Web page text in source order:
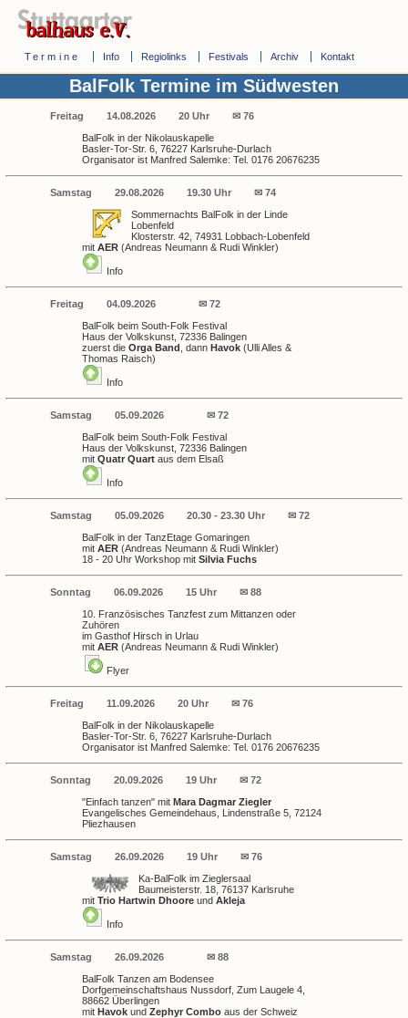
Termine Info Regiolinks Festivals Archiv Kontakt
BalFolk Termine im Südwesten
Freitag 14.08.2026 20 Uhr
✉ 76
BalFolk in der Nikolauskapelle
Basler-Tor-Str. 6, 76227 Karlsruhe-Durlach
Organisator ist Manfred Salemke: Tel. 0176 20676235
Samstag 29.08.2026 19.30 Uhr
✉ 74
Sommernachts BalFolk in der Linde
Lobenfeld
Klosterstr. 42, 74931 Lobbach-Lobenfeld
mit AER(Andreas Neumann & Rudi Winkler)
Info
Freitag 04.09.2026
✉ 72
BalFolk beim South-Folk Festival
Haus der Volkskunst, 72336 Balingen
zuerst die Orga Band , dann Havok(Ulli Alles &
Thomas Raisch)
Info
Samstag 05.09.2026
✉ 72
BalFolk beim South-Folk Festival
Haus der Volkskunst, 72336 Balingen
mit Quatr Quartaus dem Elsaß
Info
Samstag 05.09.2026 20.30 - 23.30 Uhr
✉ 72
BalFolk in der TanzEtage Gomaringen
mit AER(Andreas Neumann & Rudi Winkler)
18 - 20 Uhr Workshop mit Silvia Fuchs
Sonntag 06.09.2026 15 Uhr
✉ 88
10. Französisches Tanzfest zum Mittanzen oder
Zuhören
im Gasthof Hirsch in Urlau
mit AER(Andreas Neumann & Rudi Winkler)
Flyer
Freitag 11.09.2026 20 Uhr
✉ 76
BalFolk in der Nikolauskapelle
Basler-Tor-Str. 6, 76227 Karlsruhe-Durlach
Organisator ist Manfred Salemke: Tel. 0176 20676235
Sonntag 20.09.2026 19 Uhr
✉ 72
"Einfach tanzen" mit Mara Dagmar Ziegler
Evangelisches Gemeindehaus, Lindenstraße 5, 72124
Pliezhausen
Samstag 26.09.2026 19 Uhr
✉ 76
Ka-BalFolk im Zieglersaal
Baumeisterstr. 18, 76137 Karlsruhe
mit Trio Hartwin Dhooreund Akleja
Info
Samstag 26.09.2026
✉ 88
BalFolk Tanzen am Bodensee
Dorfgemeinschaftshaus Nussdorf, Zum Laugele 4,
88662 Überlingen
mit Havokund Zephyr Comboaus der Schweiz